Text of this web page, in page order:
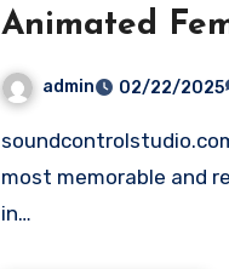
Animated
admin 02/22/2025
soundcontrolstudio.com – Jessica Rabbit is one of the
most memorable and
in…